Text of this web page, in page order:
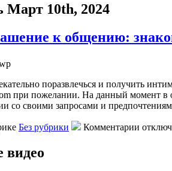
Март 10th, 2024
к общению:
поразвлечься и получить
при пожелании. На данный момент в
со своими запросами и
Без рубрики Комментарии
видео